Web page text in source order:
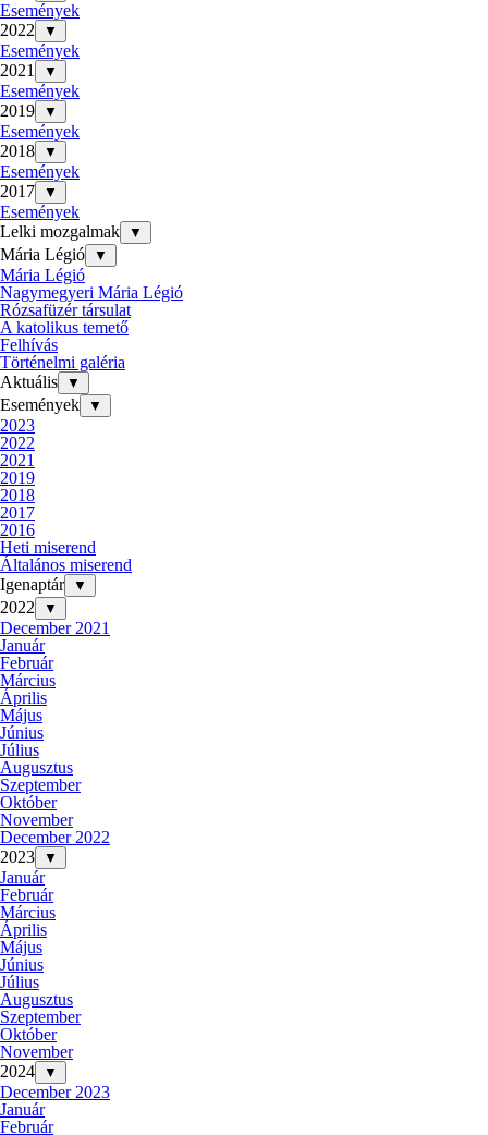
Események
2022
▼
Események
2021
▼
Események
2019
▼
Események
2018
▼
Események
2017
▼
Események
Lelki mozgalmak
▼
Mária Légió ▼
Mária Légió
Nagymegyeri Mária Légió
Rózsafüzér társulat
A katolikus temető
Felhívás
Történelmi galéria
Aktuális
▼
Események ▼
2023
2022
2021
2019
2018
2017
2016
Heti miserend
Általános miserend
Igenaptár
▼
2022 ▼
December 2021
Január
Február
Március
Április
Május
Június
Július
Augusztus
Szeptember
Október
November
December 2022
2023
▼
Január
Február
Március
Április
Május
Június
Július
Augusztus
Szeptember
Október
November
2024
▼
December 2023
Január
Február